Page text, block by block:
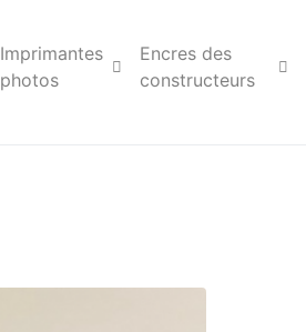
Imprimantes
photos
Encres des
constructeurs